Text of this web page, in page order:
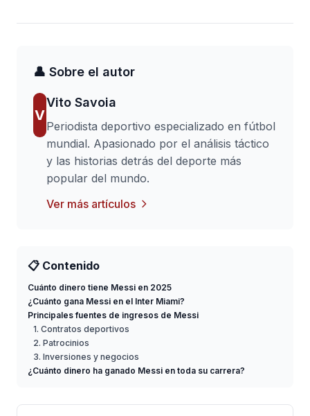
📋 Contenido
Cuánto dinero tiene Messi en 2025
¿Cuánto gana Messi en el Inter Miami?
Principales fuentes de ingresos de Messi
1. Contratos deportivos
2. Patrocinios
3. Inversiones y negocios
¿Cuánto dinero ha ganado Messi en toda su carrera?
👤 Sobre el autor
V
Vito Savoia
Periodista deportivo especializado en fútbol
mundial. Apasionado por el análisis táctico
y las historias detrás del deporte más
popular del mundo.
Ver más artículos